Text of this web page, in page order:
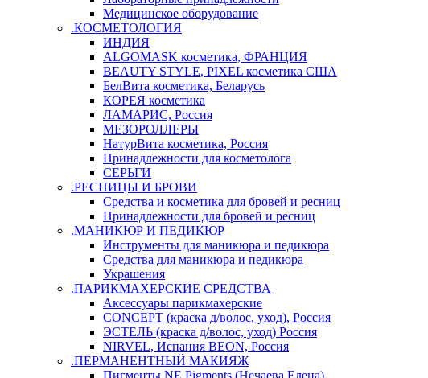
Медицинское оборудование
.КОСМЕТОЛОГИЯ
ИНДИЯ
ALGOMASK косметика, ФРАНЦИЯ
BEAUTY STYLE, PIXEL косметика США
БелВита косметика, Беларусь
КОРЕЯ косметика
ЛАМАРИС, Россия
МЕЗОРОЛЛЕРЫ
НатурВита косметика, Россия
Принадлежности для косметолога
СЕРЬГИ
.РЕСНИЦЫ И БРОВИ
Средства и косметика для бровей и ресниц
Принадлежности для бровей и ресниц
.МАНИКЮР И ПЕДИКЮР
Инструменты для маникюра и педикюра
Средства для маникюра и педикюра
Украшения
.ПАРИКМАХЕРСКИЕ СРЕДСТВА
Аксессуары парикмахерские
CONCEPT (краска д/волос, уход), Россия
ЭСТЕЛЬ (краска д/волос, уход) Россия
NIRVEL, Испания BEON, Россия
.ПЕРМАНЕНТНЫЙ МАКИЯЖ
Пигменты NE Pigments (Нечаева Елена)